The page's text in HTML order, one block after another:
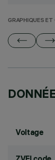
GRAPHIQUES
Voltage